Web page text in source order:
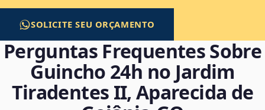
SOLICITE SEU ORÇAMENTO
Perguntas Frequentes Sobre
Guincho 24h no Jardim
Tiradentes II, Aparecida de